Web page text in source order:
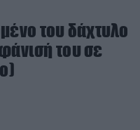
του δάχτυλο
του σε